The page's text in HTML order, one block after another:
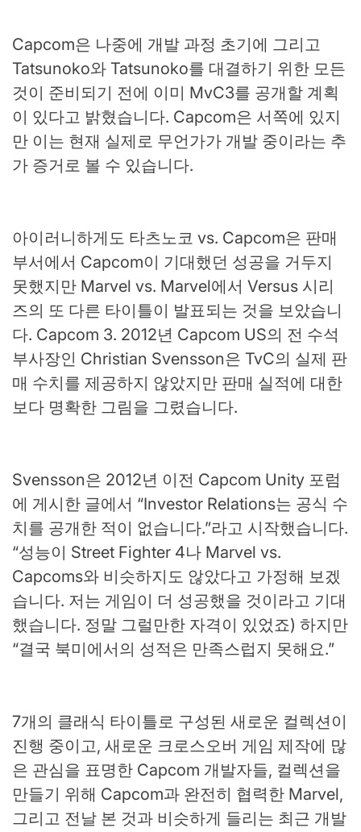
Capcom은 나중에 개발 과정 초기에 그리고
Tatsunoko와 Tatsunoko를 대결하기 위한 모든
것이 준비되기 전에 이미 MvC3를 공개할 계획
이 있다고 밝혔습니다. Capcom은 서쪽에 있지
만 이는 현재 실제로 무언가가 개발 중이라는 추
가 증거로 볼 수 있습니다.
아이러니하게도 타츠노코 vs. Capcom은 판매
부서에서 Capcom이 기대했던 성공을 거두지
못했지만 Marvel vs. Marvel에서 Versus 시리
즈의 또 다른 타이틀이 발표되는 것을 보았습니
다. Capcom 3. 2012년 Capcom US의 전 수석
부사장인 Christian Svensson은 TvC의 실제 판
매 수치를 제공하지 않았지만 판매 실적에 대한
보다 명확한 그림을 그렸습니다.
Svensson은 2012년 이전 Capcom Unity 포럼
에 게시한 글에서 “Investor Relations는 공식 수
치를 공개한 적이 없습니다.”라고 시작했습니다.
“성능이 Street Fighter 4나 Marvel vs.
Capcoms와 비슷하지도 않았다고 가정해 보겠
습니다. 저는 게임이 더 성공했을 것이라고 기대
했습니다. 정말 그럴만한 자격이 있었죠) 하지만
“결국 북미에서의 성적은 만족스럽지 못해요.”
7개의 클래식 타이틀로 구성된 새로운 컬렉션이
진행 중이고, 새로운 크로스오버 게임 제작에 많
은 관심을 표명한 Capcom 개발자들, 컬렉션을
만들기 위해 Capcom과 완전히 협력한 Marvel,
그리고 전날 본 것과 비슷하게 들리는 최근 개발